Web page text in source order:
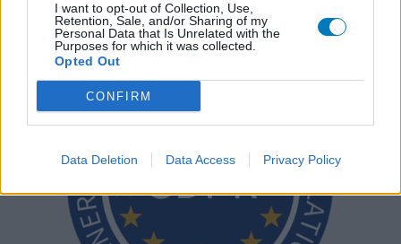
I want to opt-out of Collection, Use,
Retention, Sale, and/or Sharing of my
Personal Data that Is Unrelated with the
Purposes for which it was collected.
Opted Out
CONFIRM
Data Deletion Data Access Privacy Policy